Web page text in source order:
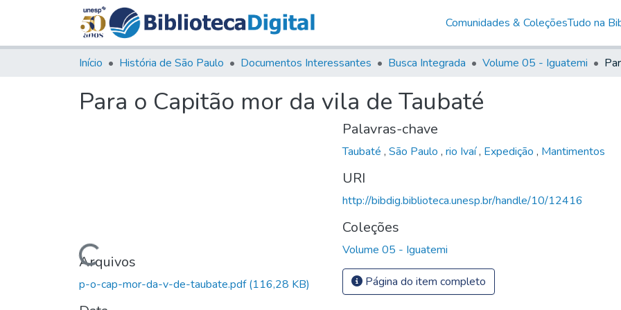
Comunidades & ColeçõesTudo na
Início História de São Paulo Documentos Interessantes Busca Integrada Volume 05 - Iguatemi
Para o Capitão mor da vila de Taubaté
Carregando...
Arquivos
p-o-cap-mor-da-v-de-taubate.pdf(116,28 KB)
Palavras-chave
Taubaté , São Paulo , rio Ivaí, Expedição , Mantimentos
URI
http://bibdig.biblioteca.unesp.br/handle/10/12416
Coleções
Volume 05 - Iguatemi
Página do item completo